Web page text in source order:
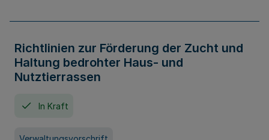
Richtlinien zur Förderung der Zucht und
Haltung bedrohter Haus- und
Nutztierrassen
In Kraft